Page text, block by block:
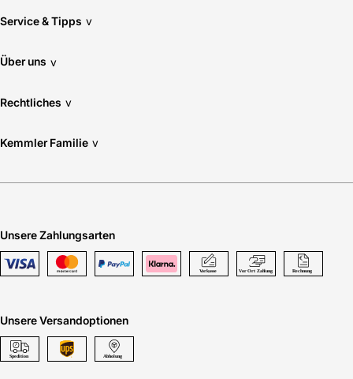
Service & Tipps v
Über uns v
Rechtliches v
Kemmler Familie v
Unsere Zahlungsarten
Unsere Versandoptionen